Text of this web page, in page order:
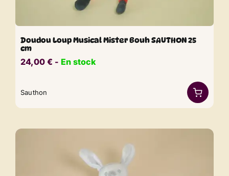
Doudou Loup Musical Mister Bouh SAUTHON 25
cm
24,00 € ​​ - En stock
Sauthon